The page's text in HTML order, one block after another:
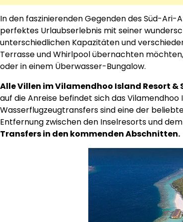
In den faszinierenden Gegenden des Süd-Ari-
perfektes Urlaubserlebnis mit seiner
unterschiedlichen Kapazitäten und
Terrasse und Whirlpool übernachten
oder in einem Überwasser-Bungalow.
Alle Villen im Vilamendhoo Island Resort &
auf die Anreise befindet sich das
Wasserflugzeugtransfers sind eine der
Entfernung zwischen den Inselresorts und
Transfers in den kommenden Abschnitten.